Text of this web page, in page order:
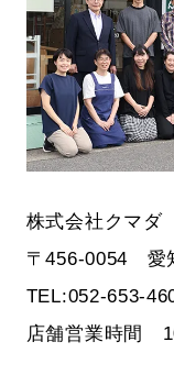
株式会社クマダ
〒456-0054 愛
TEL:052-653-
店舗営業時間